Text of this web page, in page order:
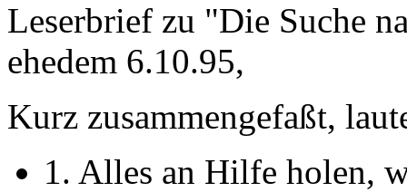
Leserbrief zu "Die Suche
ehedem 6.10.95,
Kurz zusammengefaßt,
1. Alles an Hilfe holen,